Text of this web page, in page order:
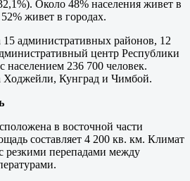
Около 48% населения живет в
живет в городах.
15 административных районов, 12
центр Республики
населением 236 700 человек.
Ходжейли, Кунград и Чимбой.
в восточной части
составляет 4 200 кв. км. Климат
резкими перепадами между